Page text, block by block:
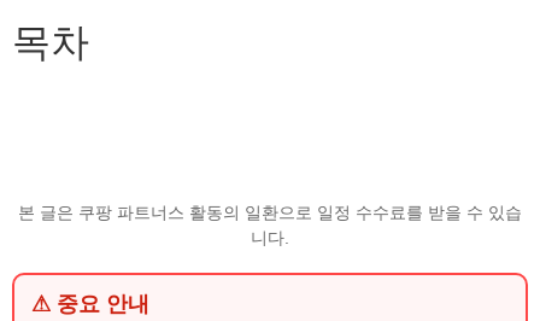
목차
본 글은 쿠팡 파트너스 활동의 일환으로 일정 수수료를 받을 수 있습
니다.
⚠ 중요 안내